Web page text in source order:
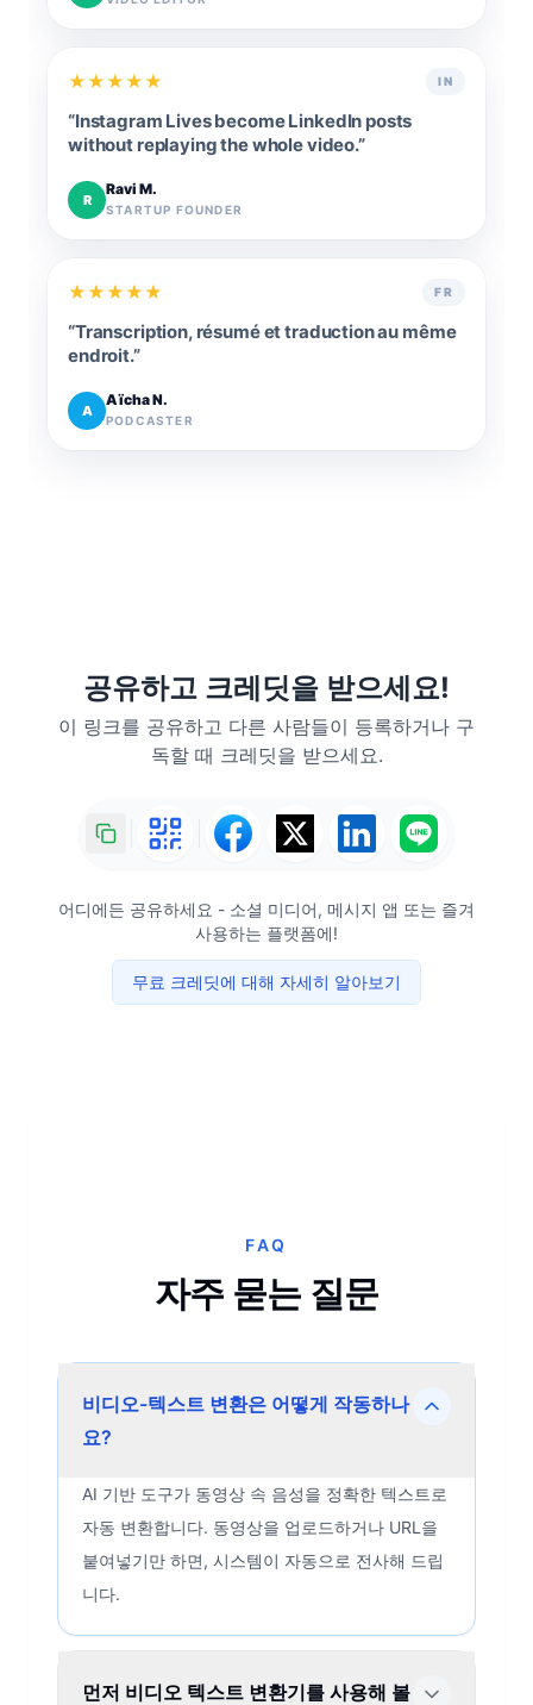
★★★★★ IN
“Instagram Lives become LinkedIn posts
without replaying the whole video.”
R
Ravi M.
STARTUP FOUNDER
★★★★★ FR
“Transcription, résumé et traduction au même
endroit.”
A
Aïcha N.
PODCASTER
공유하고 크레딧을 받으세요!
이 링크를 공유하고 다른 사람들이 등록하거나 구
독할 때 크레딧을 받으세요.
어디에든 공유하세요 - 소셜 미디어, 메시지 앱 또는 즐겨
사용하는 플랫폼에!
무료 크레딧에 대해 자세히 알아보기
FAQ
자주 묻는 질문
비디오-텍스트 변환은 어떻게 작동하나
요?
AI 기반 도구가 동영상 속 음성을 정확한 텍스트로
자동 변환합니다. 동영상을 업로드하거나 URL을
붙여넣기만 하면, 시스템이 자동으로 전사해 드립
니다.
먼저 비디오 텍스트 변환기를 사용해 볼